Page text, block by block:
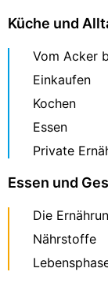
Küche und
Vom Acker
Einkaufen
Kochen
Essen
Private
Essen und
Die
Nährstoffe